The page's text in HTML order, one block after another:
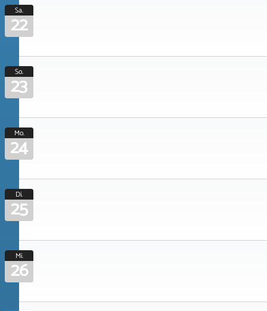
Sa.
22
So.
23
Mo.
24
Di.
25
Mi.
26